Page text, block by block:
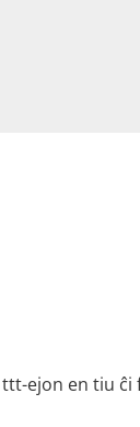
ejon en tiu